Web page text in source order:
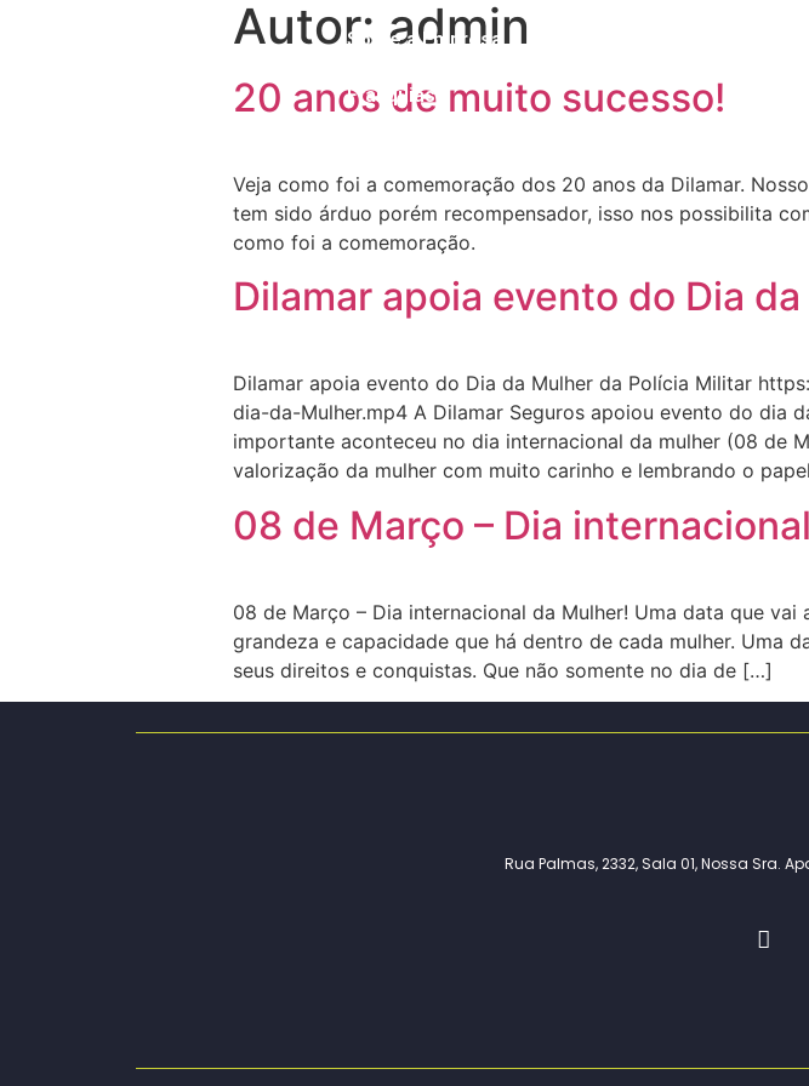
Sobre a Empresa
Franquias
Autor: admin
20 anos de muito sucesso!
Veja como foi a comemoração dos 20 anos da Dilamar.
tem sido árduo porém recompensador, isso nos possibilita
como foi a comemoração.
Dilamar apoia evento do Dia
Dilamar apoia evento do Dia da Mulher da Polícia Militar
dia-da-Mulher.mp4 A Dilamar Seguros apoiou evento do dia
importante aconteceu no dia internacional da mulher (08 de
valorização da mulher com muito carinho e lembrando o
08 de Março – Dia
08 de Março – Dia internacional da Mulher! Uma data que
grandeza e capacidade que há dentro de cada mulher. Uma
seus direitos e conquistas. Que não somente no dia de […]
Rua Palmas, 2332, Sala 01, Nossa Sra.